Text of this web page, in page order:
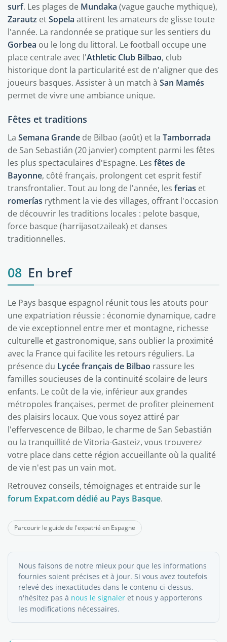
surf. Les plages de Mundaka (vague gauche mythique),
Zarautz etSopela attirent les amateurs de glisse toute
l'année. La randonnée se pratique sur les sentiers du
Gorbea ou le long du littoral. Le football occupe une
place centrale avec l'Athletic Club Bilbao, club
historique dont la particularité est de n'aligner que des
joueurs basques. Assister à un match à San Mamés
permet de vivre une ambiance unique.
Fêtes et traditions
La Semana Grande de Bilbao (août) et la Tamborrada
de San Sebastián (20 janvier) comptent parmi les fêtes
les plus spectaculaires d'Espagne. Les fêtes de
Bayonne, côté français, prolongent cet esprit festif
transfrontalier. Tout au long de l'année, les ferias et
romerías rythment la vie des villages, offrant l'occasion
de découvrir les traditions locales : pelote basque,
force basque (harrijasotzaileak) et danses
traditionnelles.
08 En bref
Le Pays basque espagnol réunit tous les atouts pour
une expatriation réussie : économie dynamique, cadre
de vie exceptionnel entre mer et montagne, richesse
culturelle et gastronomique, sans oublier la proximité
avec la France qui facilite les retours réguliers. La
présence du Lycée français de Bilbao rassure les
familles soucieuses de la continuité scolaire de leurs
enfants. Le coût de la vie, inférieur aux grandes
métropoles françaises, permet de profiter pleinement
des plaisirs locaux. Que vous soyez attiré par
l'effervescence de Bilbao, le charme de San Sebastián
ou la tranquillité de Vitoria-Gasteiz, vous trouverez
votre place dans cette région accueillante où la qualité
de vie n'est pas un vain mot.
Retrouvez conseils, témoignages et entraide sur le
forum Expat.com dédié au Pays Basque.
Parcourir le guide de l'expatrié en Espagne
Nous faisons de notre mieux pour que les informations
fournies soient précises et à jour. Si vous avez toutefois
relevé des inexactitudes dans le contenu ci-dessus,
n'hésitez pas à nous le signaler et nous y apporterons
les modifications nécessaires.